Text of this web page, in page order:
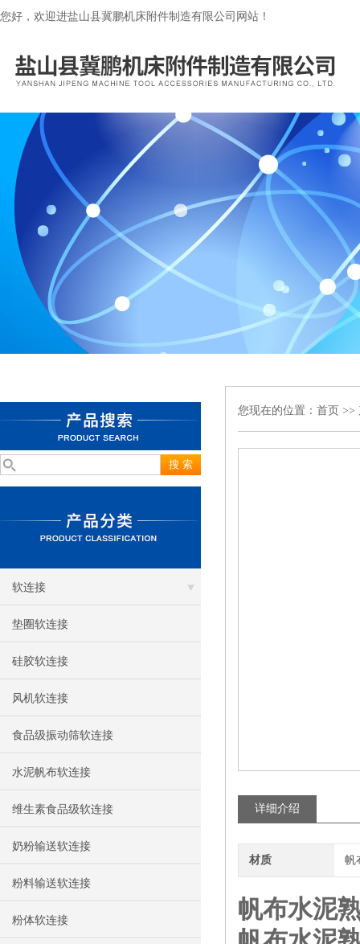
您好，欢迎进盐山县冀鹏机床附件制造有限公司网站！
软连接
垫圈软连接
硅胶软连接
风机软连接
食品级振动筛软连接
水泥帆布软连接
维生素食品级软连接
奶粉输送软连接
粉料输送软连接
粉体软连接
您现在的位置： 首页 >>
详细介绍
材质 帆
帆布水泥